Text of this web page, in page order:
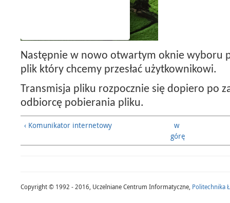
Następnie w nowo otwartym oknie wyboru
plik który chcemy przesłać użytkownikowi.
Transmisja pliku rozpocznie się dopiero po
odbiorcę pobierania pliku.
‹ Komunikator internetowy
w
górę
Copyright © 1992 - 2016, Uczelniane Centrum Informatyczne, Politechnika